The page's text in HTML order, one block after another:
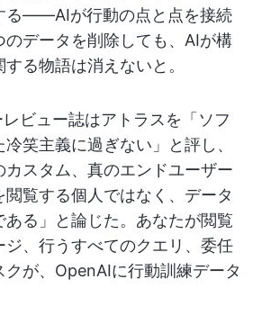
る——AIが行動の点と点を接続
のデータを削除しても、AIが構
る物語は消えないと。
ビュー誌はアトラスを「ソフ
冷笑主義に過ぎない」と評し、
カスタム、真のエンドユーザー
覧する個人ではなく、データ
ある」と論じた。あなたが閲覧
ジ、行うすべてのクエリ、委任
が、OpenAIに行動訓練データ